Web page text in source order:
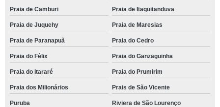
Praia de Camburi Praia de Itaquitanduva
Praia de Juquehy Praia de Maresias
Praia de Paranapuã Praia do Cedro
Praia do Félix Praia do Ganzaguinha
Praia do Itararé Praia do Prumirim
Praia dos Milionários Prais de São Vicente
Puruba Riviera de São Lourenço